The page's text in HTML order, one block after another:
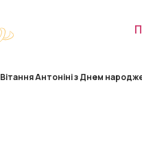
Вітання Антоніні з Днем